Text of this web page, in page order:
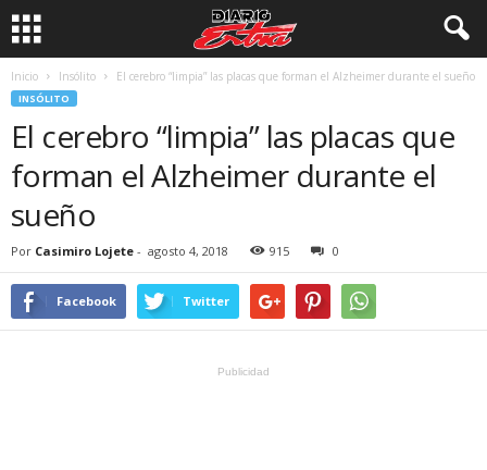
Inicio Insólito El cerebro “limpia” las placas que forman el Alzheimer durante el sueño
INSÓLITO
El cerebro “limpia” las placas que
forman el Alzheimer durante el
sueño
Por Casimiro Lojete - agosto 4, 2018 915 0
Facebook Twitter
Publicidad